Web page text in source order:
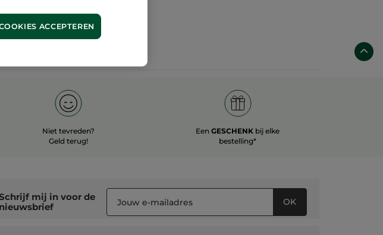
Niet tevreden?
Geld terug!
Een GESCHENK bij elke
bestelling*
Schrijf mij in voor de
nieuwsbrief
OK
ACCEPTEREN